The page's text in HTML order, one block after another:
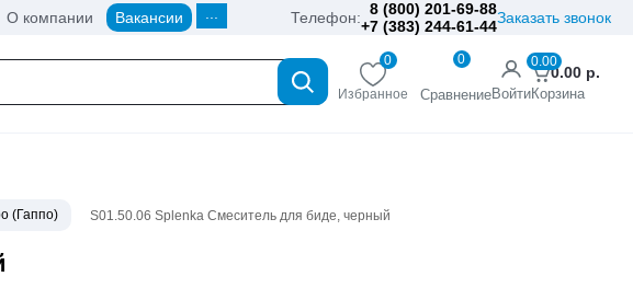
О компании Вакансии Телефон: 8 (800) 201-69-88
+7 (383) 244-61-44Заказать звонок
0
Избранное Сравнение
0
Войти
0.00
0.00 р.
Корзина
(Гаппо) S01.50.06 Splenka Смеситель для биде, черный